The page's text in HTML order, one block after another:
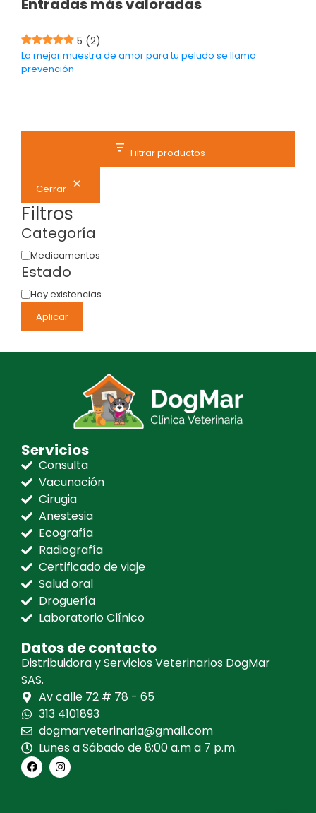
Entradas más valoradas
5 (2)
La mejor muestra de amor para tu peludo se llama
prevención
Filtrar productos
Cerrar
Filtros
Categoría
Medicamentos
Estado
Hay existencias
Aplicar
Servicios
Consulta
Vacunación
Cirugia
Anestesia
Ecografía
Radiografía
Certificado de viaje
Salud oral
Droguería
Laboratorio Clínico
Datos de contacto
Distribuidora y Servicios Veterinarios DogMar
SAS.
Av calle 72 # 78 - 65
313 4101893
dogmarveterinaria@gmail.com
Lunes a Sábado de 8:00 a.m a 7 p.m.